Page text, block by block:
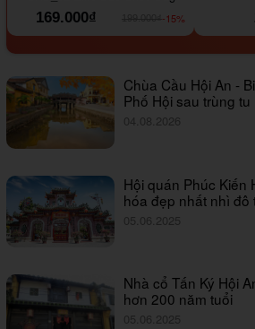
169.000₫
-15%
Chùa Cầu Hội An -
Phố Hội sau trùng tu
04.08.2026
Hội quán Phúc Kiến
hóa đẹp nhất nhì đô
05.06.2025
Nhà cổ Tấn Ký Hội
hơn 200 năm tuổi
05.06.2025